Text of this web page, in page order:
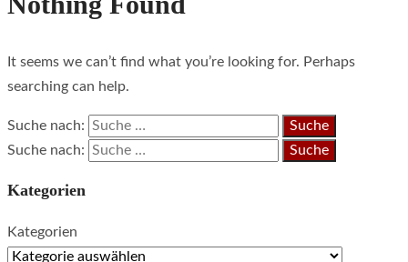
It seems we can’t find what you’re looking for. Perhaps
searching can help.
Suche nach:
Suche nach:
Kategorien
Kategorien